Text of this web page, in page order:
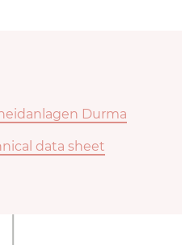
Durma
data sheet